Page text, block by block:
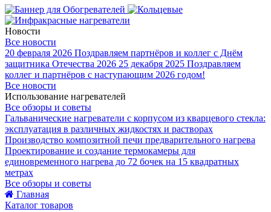
Новости
Все новости
20 февраля 2026 Поздравляем партнёров и коллег с Днём
защитника Отечества 2026 25 декабря 2025 Поздравляем
коллег и партнёров с наступающим 2026 годом!
Все новости
Использование нагревателей
Все обзоры и советы
Гальванические нагреватели с корпусом из кварцевого стекла:
эксплуатация в различных жидкостях и растворах
Производство композитной печи предварительного нагрева
Проектирование и создание термокамеры для
единовременного нагрева до 72 бочек на 15 квадратных
метрах
Все обзоры и советы
Главная
Каталог товаров